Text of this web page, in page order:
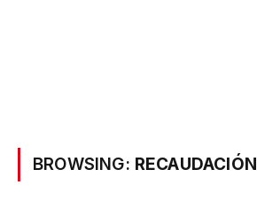
BROWSING: RECAUDACIÓN